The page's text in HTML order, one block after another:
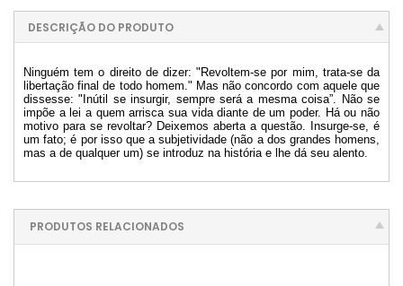
DESCRIÇÃO DO PRODUTO
Ninguém tem o direito de dizer: "Revoltem-se por mim, trata-se da
libertação final de todo homem." Mas não concordo com aquele que
dissesse: "Inútil se insurgir, sempre será a mesma coisa”. Não se
impõe a lei a quem arrisca sua vida diante de um poder. Há ou não
motivo para se revoltar? Deixemos aberta a questão. Insurge-se, é
um fato; é por isso que a subjetividade (não a dos grandes homens,
mas a de qualquer um) se introduz na história e lhe dá seu alento.
PRODUTOS RELACIONADOS